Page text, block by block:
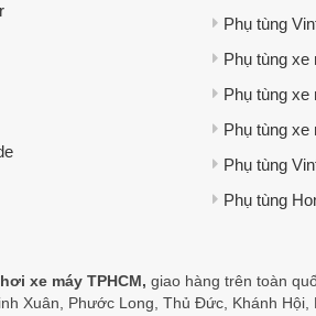
Phụ tùng
Phụ tùng xe
Phụ tùng xe
Phụ tùng
Phụ tùng
Phụ tùng
xe máy TPHCM, giao hàng trên toàn
Xuân, Phước Long, Thủ Đức, Khánh